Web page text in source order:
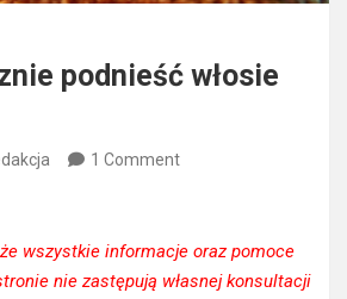
podnieść włosie
1 Comment
wszystkie informacje oraz pomoce
nie zastępują własnej konsultacji